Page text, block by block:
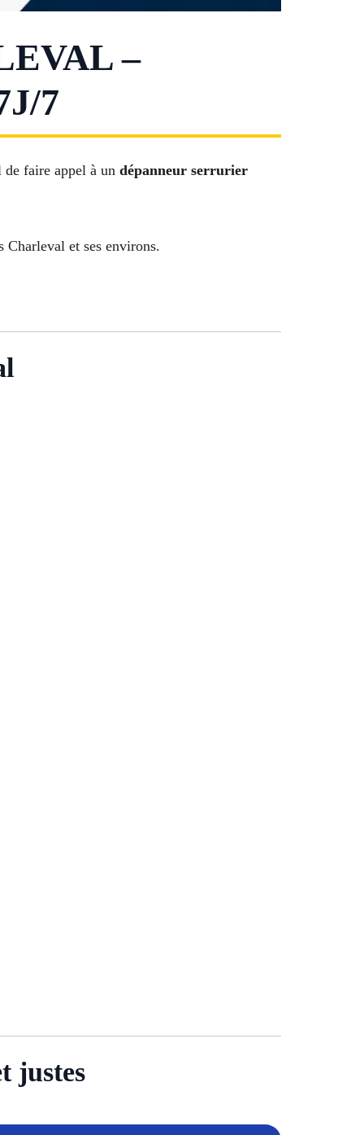
–
7
faire appel à un dépanneur serrurier
Charleval et ses environs.
justes